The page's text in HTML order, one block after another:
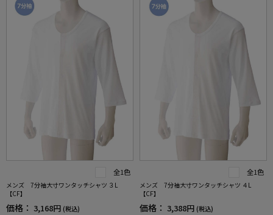
全1色
メンズ 7分袖大寸ワンタッチシャツ ３L
【CF】
価格： 3,168円 (税込)
全1色
メンズ 7分袖大寸ワンタッチシャツ ４L
【CF】
価格： 3,388円 (税込)